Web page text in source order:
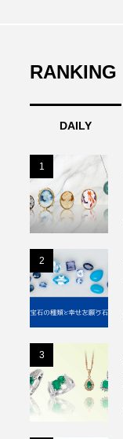
RANKING
DAILY
1
2
3